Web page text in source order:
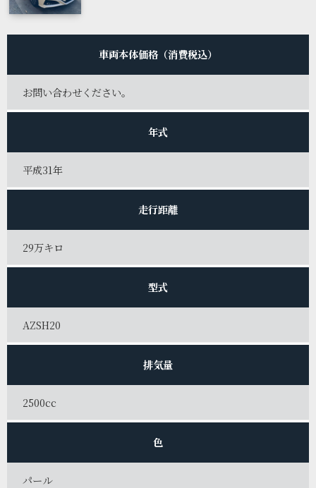
車両本体価格（消費税込）
お問い合わせください。
年式
平成31年
走行距離
29万キロ
型式
AZSH20
排気量
2500cc
色
パール